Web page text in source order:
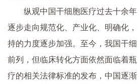
纵观中国干细胞医疗过去十余
逐步走向规范化、产业化、明确化
持的力度逐步加强。 至今，我国干
前列，但临床转化方面依然面临着
疗的相关法律标准的发布，中国逐